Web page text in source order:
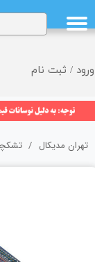
ورود / ثبت نام
حساب کاربری من
تغییر گذر واژه
خروج از حساب
تهران مدیکال